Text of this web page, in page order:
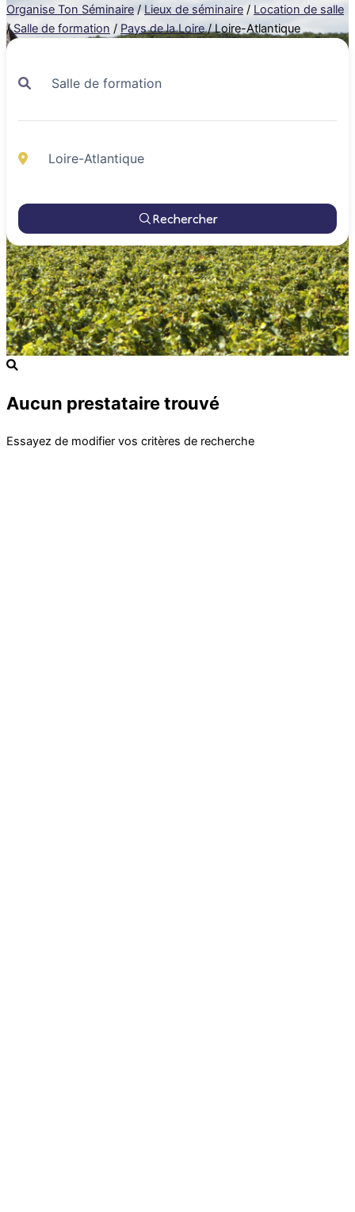
Organise Ton Séminaire / Lieux de séminaire / Location de salle
/ Salle de formation / Pays de la Loire / Loire-Atlantique
Rechercher
Aucun prestataire trouvé
Essayez de modifier vos critères de recherche